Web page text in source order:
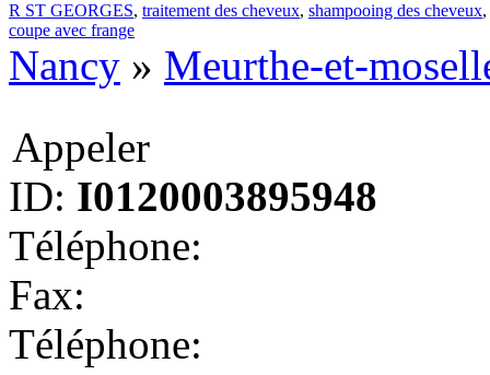
R ST GEORGES, traitement des cheveux, shampooing des cheveux,
coupe avec frange
Nancy » Meurthe-et-
Appeler
ID: I0120003895948
Téléphone:
Fax:
Téléphone: